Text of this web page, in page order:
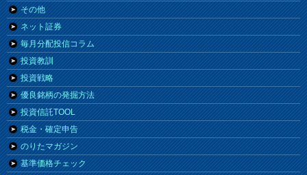
その他
ネット証券
毎月分配投信コラム
投資教訓
投資戦略
優良銘柄の発掘方法
投資信託TOOL
税金・確定申告
のりたマガジン
基準価格チェック